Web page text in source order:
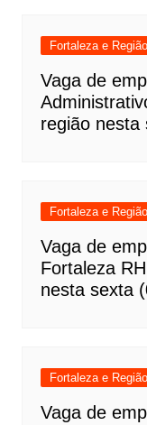
Fortaleza e
Vaga de
região nesta
Fortaleza e
Vaga de
Fortaleza
nesta sexta
Fortaleza e
Vaga de